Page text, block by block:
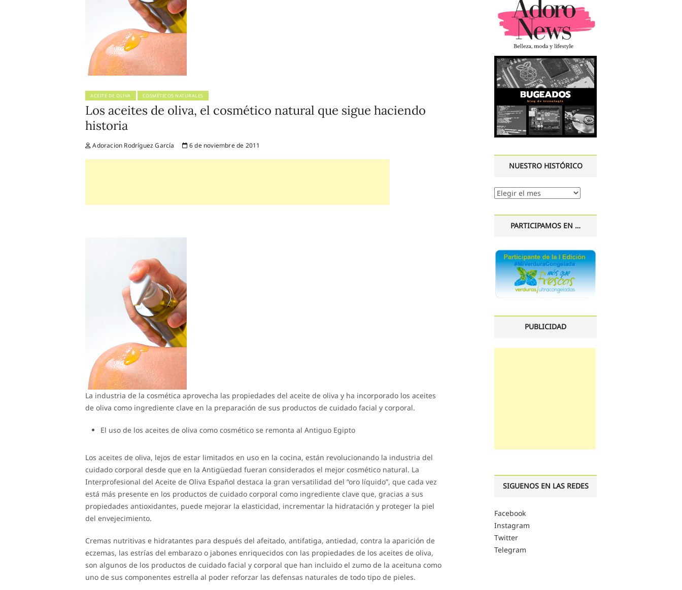
ACEITE DE OLIVA COSMÉTICOS NATURALES
Los aceites de oliva, el cosmético natural que sigue haciendo
historia
Adoracion Rodríguez García 6 de noviembre de 2011
La industria de la cosmética aprovecha las propiedades del aceite de oliva y ha incorporado los aceites
de oliva como ingrediente clave en la preparación de sus productos de cuidado facial y corporal.
El uso de los aceites de oliva como cosmético se remonta al Antiguo Egipto
Los aceites de oliva, lejos de estar limitados en uso en la cocina, están revolucionando la industria del
cuidado corporal desde que en la Antigüedad fueran considerados el mejor cosmético natural. La
Interprofesional del Aceite de Oliva Español destaca la gran versatilidad del “oro líquido”, que cada vez
está más presente en los productos de cuidado corporal como ingrediente clave que, gracias a sus
propiedades antioxidantes, puede mejorar la elasticidad, incrementar la hidratación y proteger la piel
del envejecimiento.
Cremas nutritivas e hidratantes para después del afeitado, antifatiga, antiedad, contra la aparición de
eczemas, las estrías del embarazo o jabones enriquecidos con las propiedades de los aceites de oliva,
son algunos de los productos de cuidado facial y corporal que han incluido el zumo de la aceituna como
uno de sus componentes estrella al poder reforzar las defensas naturales de todo tipo de pieles.
NUESTRO HISTÓRICO
Nuestro
PARTICIPAMOS EN …
PUBLICIDAD
SIGUENOS EN LAS REDES
Facebook
Instagram
Twitter
Telegram